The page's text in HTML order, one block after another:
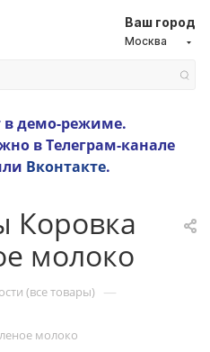
Ваш город
Москва
в демо-режиме.
в Телеграм-канале
Вконтакте.
Коровка
молоко
(все товары) —
молоко